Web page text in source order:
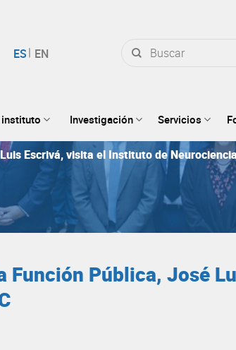
por:
instituto Investigación Servicios
Escrivá, visita el Instituto de
Pública, José